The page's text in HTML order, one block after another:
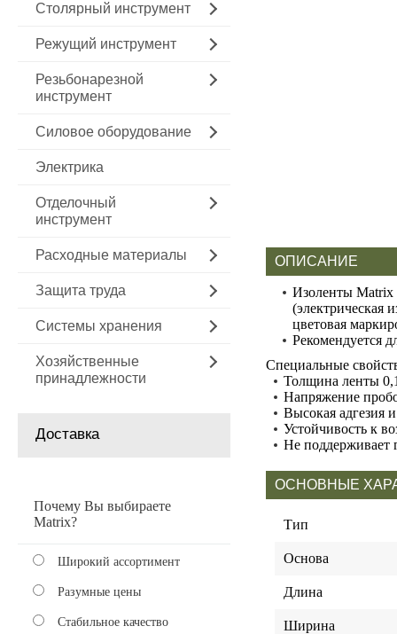
Столярный инструмент
Режущий инструмент
Резьбонарезной
инструмент
Силовое оборудование
Электрика
Отделочный
инструмент
Расходные материалы
Защита труда
Системы хранения
Хозяйственные
принадлежности
Доставка
Почему Вы выбираете
Matrix?
Широкий ассортимент
Разумные цены
Стабильное качество
ОПИСАНИЕ
Изоленты Matrix
(электрическая
цветовая
Рекомендуется
Специальные
Толщина ленты
Напряжение
Высокая адгезия
Устойчивость к
Не поддерживает
ОСНОВНЫЕ
Тип
Основа
Длина
Ширина